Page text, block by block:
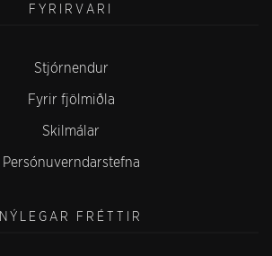
FYRIRVARI
Stjórnendur
Fyrir fjölmiðla
Skilmálar
Persónuverndarstefna
NÝLEGAR FRÉTTIR